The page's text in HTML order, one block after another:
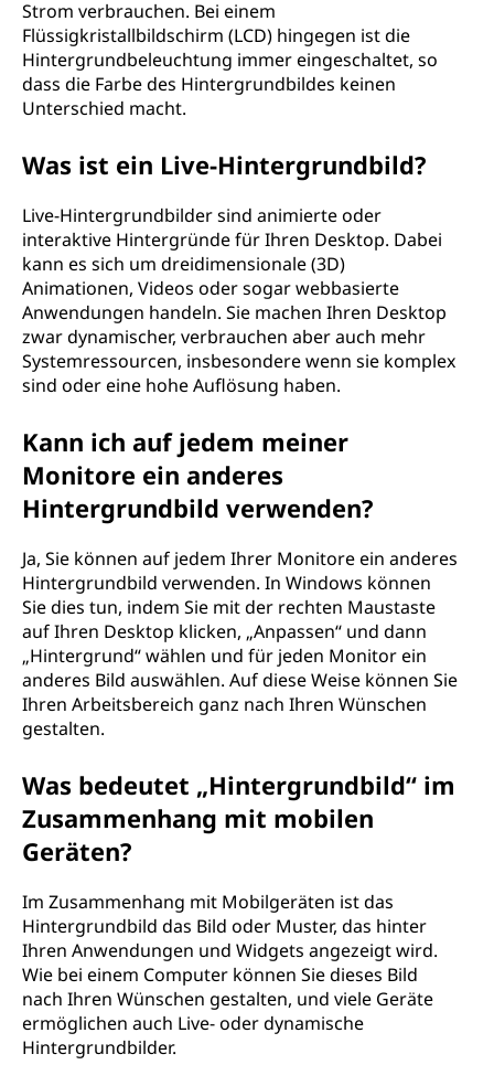
Strom verbrauchen. Bei einem
Flüssigkristallbildschirm (LCD) hingegen ist die
Hintergrundbeleuchtung immer eingeschaltet, so
dass die Farbe des Hintergrundbildes keinen
Unterschied macht.
Was ist ein Live-Hintergrundbild?
Live-Hintergrundbilder sind animierte oder
interaktive Hintergründe für Ihren Desktop. Dabei
kann es sich um dreidimensionale (3D)
Animationen, Videos oder sogar webbasierte
Anwendungen handeln. Sie machen Ihren Desktop
zwar dynamischer, verbrauchen aber auch mehr
Systemressourcen, insbesondere wenn sie komplex
sind oder eine hohe Auflösung haben.
Kann ich auf jedem meiner
Monitore ein anderes
Hintergrundbild verwenden?
Ja, Sie können auf jedem Ihrer Monitore ein anderes
Hintergrundbild verwenden. In Windows können
Sie dies tun, indem Sie mit der rechten Maustaste
auf Ihren Desktop klicken, „Anpassen“ und dann
„Hintergrund“ wählen und für jeden Monitor ein
anderes Bild auswählen. Auf diese Weise können Sie
Ihren Arbeitsbereich ganz nach Ihren Wünschen
gestalten.
Was bedeutet „Hintergrundbild“ im
Zusammenhang mit mobilen
Geräten?
Im Zusammenhang mit Mobilgeräten ist das
Hintergrundbild das Bild oder Muster, das hinter
Ihren Anwendungen und Widgets angezeigt wird.
Wie bei einem Computer können Sie dieses Bild
nach Ihren Wünschen gestalten, und viele Geräte
ermöglichen auch Live- oder dynamische
Hintergrundbilder.